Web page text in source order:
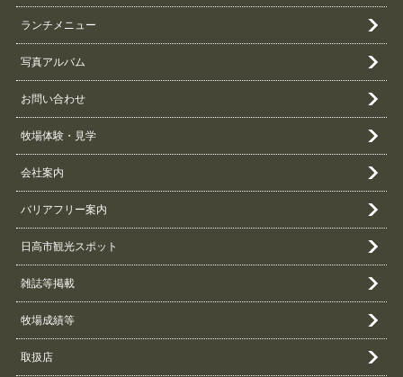
ランチメニュー
写真アルバム
お問い合わせ
牧場体験・見学
会社案内
バリアフリー案内
日高市観光スポット
雑誌等掲載
牧場成績等
取扱店